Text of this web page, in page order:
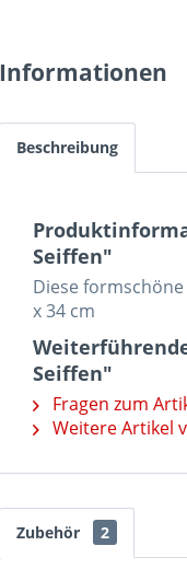
Informationen
Beschreibung
Seiffen"
Diese
x 34 cm
Seiffen"
Fragen zum
Weitere Artikel
Zubehör 2